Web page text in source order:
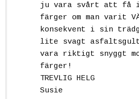
ju vara svårt att få
färger om man varit
konsekvent i sin
lite svagt
vara riktigt snyggt
färger!
TREVLIG HELG
Susie